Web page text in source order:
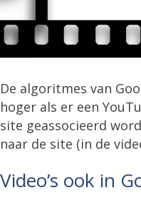
De algoritmes van
hoger als er een
site geassocieerd
naar de site (in de
Video’s ook in